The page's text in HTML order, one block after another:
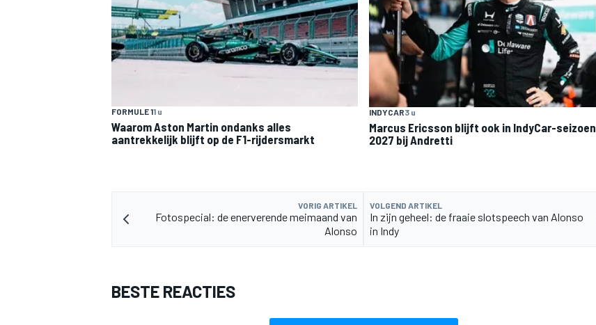
FORMULE 11 u
Waarom Aston Martin ondanks alles
aantrekkelijk blijft op de F1-rijdersmarkt
INDYCAR3 u
Marcus Ericsson blijft ook in IndyCar-seizoen
2027 bij Andretti
VORIG ARTIKEL
Fotospecial: de enerverende meimaand van
Alonso
VOLGEND ARTIKEL
In zijn geheel: de fraaie slotspeech van Alonso
in Indy
BESTE REACTIES